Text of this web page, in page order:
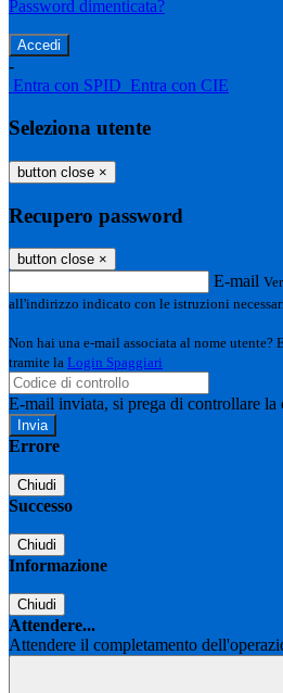
Password dimenticata?
-
Entra con SPID Entra con CIE
Seleziona utente
button close ×
Recupero password
button close ×
E-mail
all'indirizzo indicato con le istruzioni
Non hai una e-mail associata al nome utente?
tramite la Login Spaggiari
E-mail inviata, si prega di controllare la
Errore
Chiudi
Successo
Chiudi
Informazione
Chiudi
Attendere...
Attendere il completamento